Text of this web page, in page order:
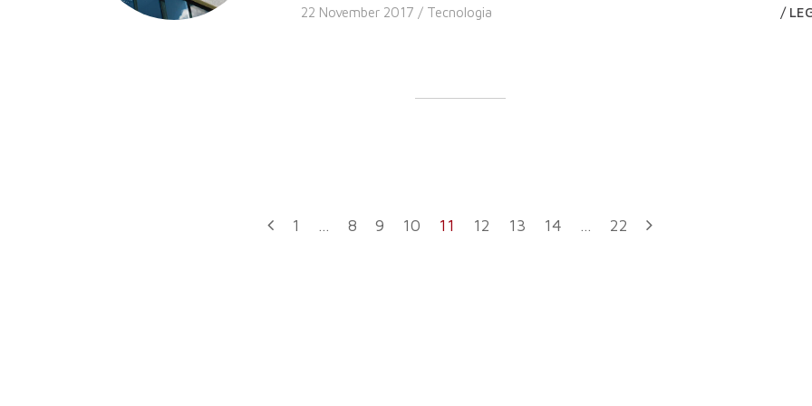
22 November 2017 / Tecnologia /
1 … 8 9 10 11 12 13 14 … 22